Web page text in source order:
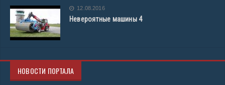
12.08.2016
Невероятные машины 4
НОВОСТИ ПОРТАЛА